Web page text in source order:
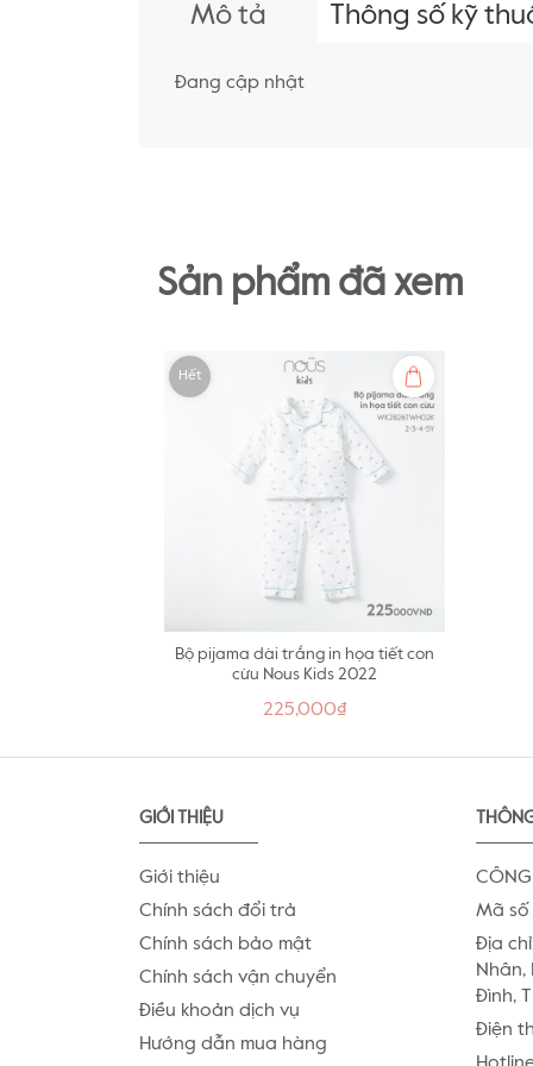
Mô tả Thông số kỹ
Đang cập nhật
Sản phẩm đã xem
Hết
Bộ pijama dài trắng in họa tiết con
cừu Nous Kids 2022
225,000₫
GIỚI THIỆU
Giới thiệu
Chính sách đổi trả
Chính sách bảo mật
Chính sách vận chuyển
Điều khoản dịch vụ
Hướng dẫn mua hàng
Mã số
Địa
Nhân,
Đình,
Điện